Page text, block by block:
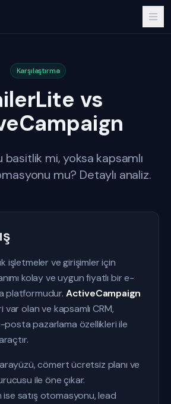
Karşılaştırma
vs
mi, yoksa kapsamlı
mu? Detaylı analiz.
işletmeler ve girişimler için
kolay ve uygun fiyatlı bir e-
platformudur. ActiveCampaign
olan ve kapsamlı CRM,
pazarlama özellikleri ile
cömert ücretsiz planı ve
ile öne çıkar.
satış otomasyonu, lead